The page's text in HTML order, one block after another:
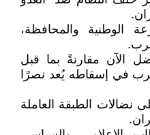
الوطنية والمحافظة،
الآن مقارنةً بما قبل
في إسقاطه يُعد نصرًا
نضالات الطبقة العاملة